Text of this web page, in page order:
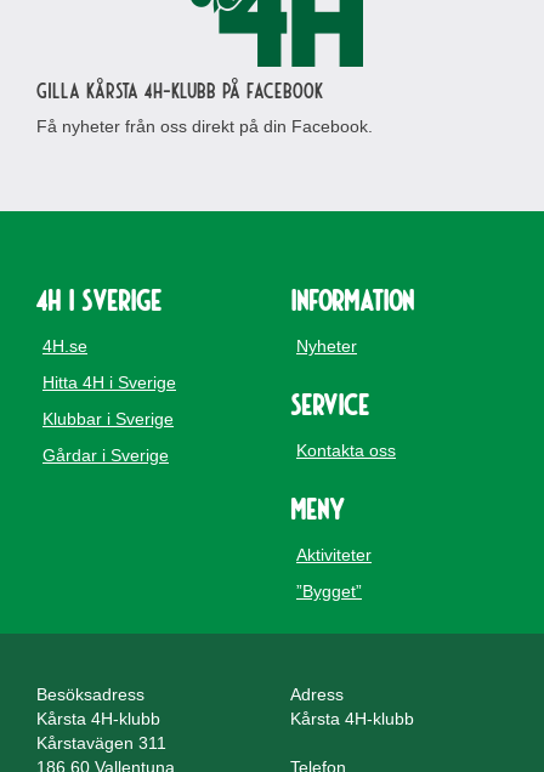
Gilla Kårsta 4H-klubb på Facebook
Få nyheter från oss direkt på din Facebook.
4H i Sverige
4H.se
Hitta 4H i Sverige
Klubbar i Sverige
Gårdar i Sverige
Information
Nyheter
Service
Kontakta oss
Meny
Aktiviteter
”Bygget”
Besöksadress
Kårsta 4H-klubb
Kårstavägen 311
186 60 Vallentuna
Adress
Kårsta 4H-klubb
Telefon